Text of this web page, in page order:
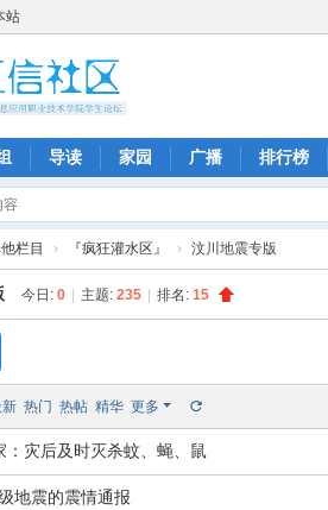
站
导读 家园 广播 排行榜
栏目 › 『疯狂灌水区』 › 汶川地震专版
今日: 0 主题: 235 排名: 15
新 热门 热帖 精华 更多
：灾后及时灭杀蚊、蝇、鼠
地震的震情通报